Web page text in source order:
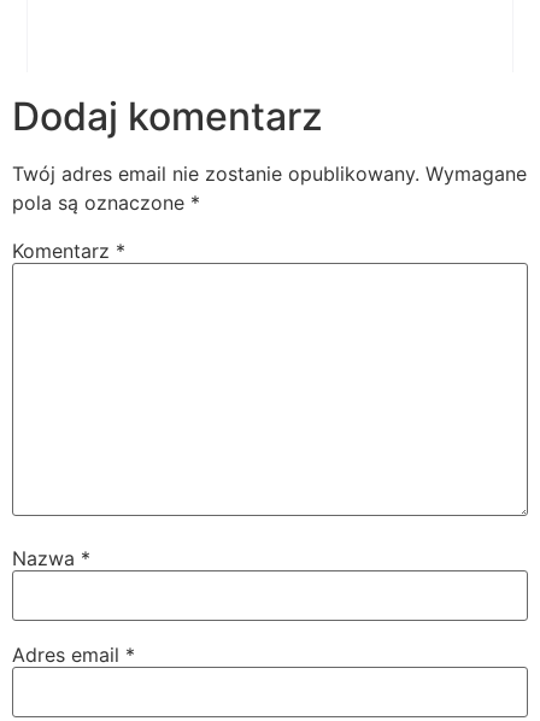
Dodaj komentarz
Twój adres email nie zostanie opublikowany. Wymagane
pola są oznaczone *
Komentarz *
Nazwa *
Adres email *